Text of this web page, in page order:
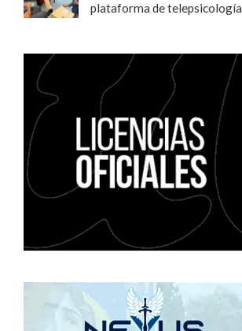
plataforma de telepsicología